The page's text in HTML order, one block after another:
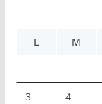
L
M
3 4